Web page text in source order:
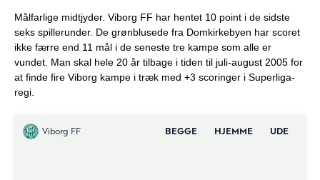
Målfarlige midtjyder. Viborg FF har hentet 10 point i de sidste
seks spillerunder. De grønblusede fra Domkirkebyen har scoret
ikke færre end 11 mål i de seneste tre kampe som alle er
vundet. Man skal hele 20 år tilbage i tiden til juli-august 2005 for
at finde fire Viborg kampe i træk med +3 scoringer i Superliga-
regi.